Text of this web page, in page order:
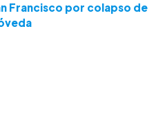
Francisco por colapso de